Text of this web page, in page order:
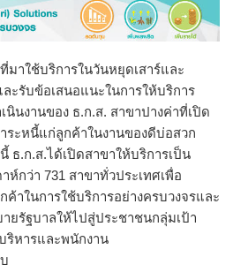
าใช้บริการในวันหยุดเสาร์และ
ะรับข้อเสนอแนะในการให้บริการ
นินงานของ ธ.ก.ส. สาขาปางค่าที่เปิด
ระหนี้แก่ลูกค้าในงานของดีบ่อสวก
ธ.ก.ส.ได้เปิดสาขาให้บริการเป็น
กว่า 731 สาขาทั่วประเทศเพื่อ
าในการใช้บริการอย่างครบวงจรและ
ยรัฐบาลให้ไปสู่ประชาชนกลุ่มเป้า
ริหารและพนักงาน